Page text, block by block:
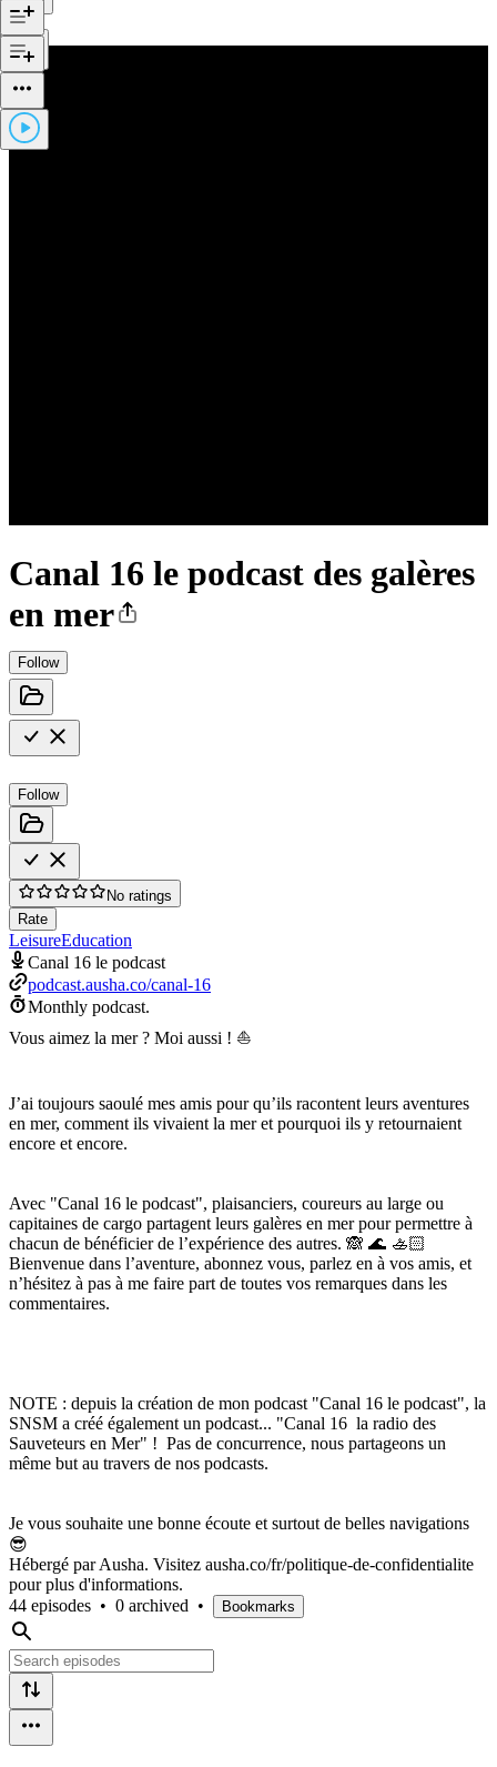
Canal 16 le podcast des galères
en mer
Follow
Follow
No ratings
Rate
LeisureEducation
Canal 16 le podcast
podcast.ausha.co/canal-16
Monthly podcast.
Vous aimez la mer ? Moi aussi ! ⛵
J’ai toujours saoulé mes amis pour qu’ils racontent leurs aventures
en mer, comment ils vivaient la mer et pourquoi ils y retournaient
encore et encore.
Avec "Canal 16 le podcast", plaisanciers, coureurs au large ou
capitaines de cargo partagent leurs galères en mer pour permettre à
chacun de bénéficier de l’expérience des autres. 🙈 🌊 🚣🏻
Bienvenue dans l’aventure, abonnez vous, parlez en à vos amis, et
n’hésitez à pas à me faire part de toutes vos remarques dans les
commentaires.
NOTE : depuis la création de mon podcast "Canal 16 le podcast", la
SNSM a créé également un podcast... "Canal 16 la radio des
Sauveteurs en Mer" ! Pas de concurrence, nous partageons un
même but au travers de nos podcasts.
Je vous souhaite une bonne écoute et surtout de belles navigations
😎
Hébergé par Ausha. Visitez ausha.co/fr/politique-de-confidentialite
pour plus d'informations.
44 episodes • 0 archived • Bookmarks